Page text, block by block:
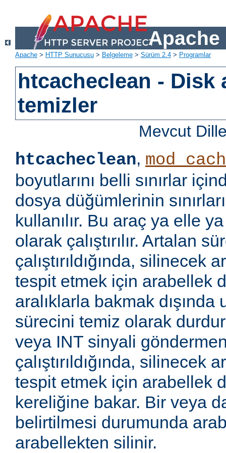
Apache
Apache > HTTP Sunucusu > Belgeleme > Sürüm 2.4 > Programlar
htcacheclean - Disk
temizler
Mevcut
htcacheclean,
boyutlarını belli sınırlar
dosya düğümlerinin
kullanılır. Bu araç ya elle
olarak çalıştırılır. Artalan
çalıştırıldığında, silinecek
tespit etmek için arabellek
aralıklarla bakmak
sürecini temiz olarak
veya INT sinyali
çalıştırıldığında, silinecek
tespit etmek için arabellek
kereliğine bakar. Bir veya
belirtilmesi durumunda
arabellekten silinir.